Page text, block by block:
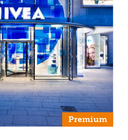
Premium